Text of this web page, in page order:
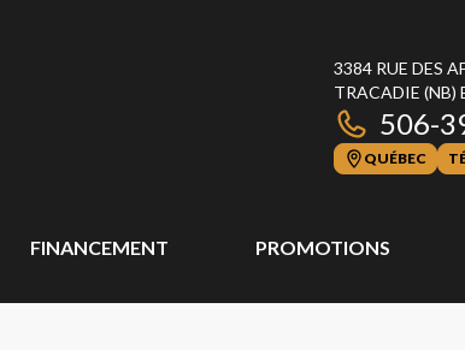
3384 RUE DES
TRACADIE (NB)
506-
QUÉBEC
FINANCEMENT PROMOTIONS